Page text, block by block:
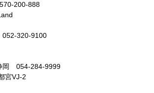
200-888
052-320-9100
岡 054-284-9999
宮VJ-2